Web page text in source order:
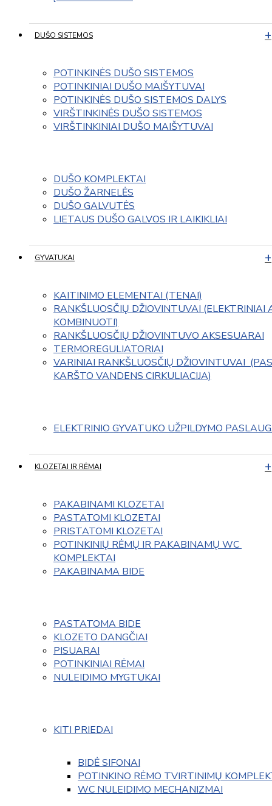
DUŠO SISTEMOS
POTINKINĖS DUŠO SISTEMOS
POTINKINIAI DUŠO MAIŠYTUVAI
POTINKINĖS DUŠO SISTEMOS DALYS
VIRŠTINKINĖS DUŠO SISTEMOS
VIRŠTINKINIAI DUŠO MAIŠYTUVAI
DUŠO KOMPLEKTAI
DUŠO ŽARNELĖS
DUŠO GALVUTĖS
LIETAUS DUŠO GALVOS IR LAIKIKLIAI
GYVATUKAI
KAITINIMO ELEMENTAI (TENAI)
RANKŠLUOSČIŲ DŽIOVINTUVAI (ELEKTRINIAI
KOMBINUOTI)
RANKŠLUOSČIŲ DŽIOVINTUVO AKSESUARAI
TERMOREGULIATORIAI
VARINIAI RANKŠLUOSČIŲ DŽIOVINTUVAI
KARŠTO VANDENS CIRKULIACIJA)
ELEKTRINIO GYVATUKO UŽPILDYMO
KLOZETAI IR RĖMAI
PAKABINAMI KLOZETAI
PASTATOMI KLOZETAI
PRISTATOMI KLOZETAI
POTINKINIŲ RĖMŲ IR PAKABINAMŲ WC
KOMPLEKTAI
PAKABINAMA BIDE
PASTATOMA BIDE
KLOZETO DANGČIAI
PISUARAI
POTINKINIAI RĖMAI
NULEIDIMO MYGTUKAI
KITI PRIEDAI
BIDĖ SIFONAI
POTINKINO RĖMO TVIRTINIMŲ
WC NULEIDIMO MECHANIZMAI